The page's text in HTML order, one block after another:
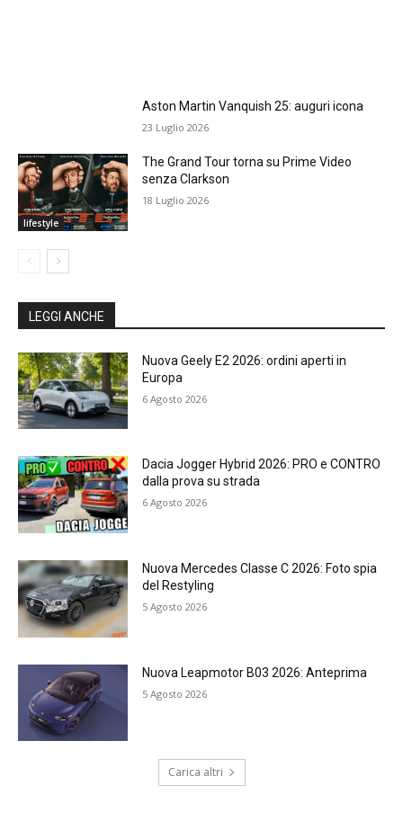
Aston Martin Vanquish 25: auguri icona
23 Luglio 2026
lifestyle
The Grand Tour torna su Prime Video
senza Clarkson
18 Luglio 2026
LEGGI ANCHE
Nuova Geely E2 2026: ordini aperti in
Europa
6 Agosto 2026
Dacia Jogger Hybrid 2026: PRO e CONTRO
dalla prova su strada
6 Agosto 2026
Nuova Mercedes Classe C 2026: Foto spia
del Restyling
5 Agosto 2026
Nuova Leapmotor B03 2026: Anteprima
5 Agosto 2026
Carica altri